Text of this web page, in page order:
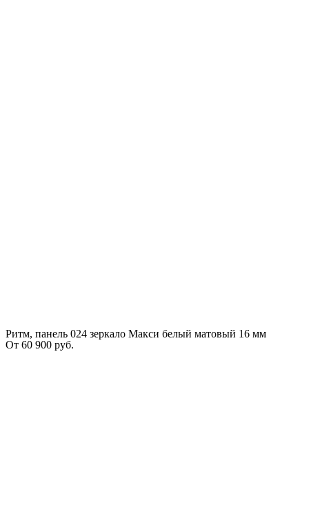
Ритм, панель 024 зеркало Макси белый матовый 16 мм
От 60 900 руб.